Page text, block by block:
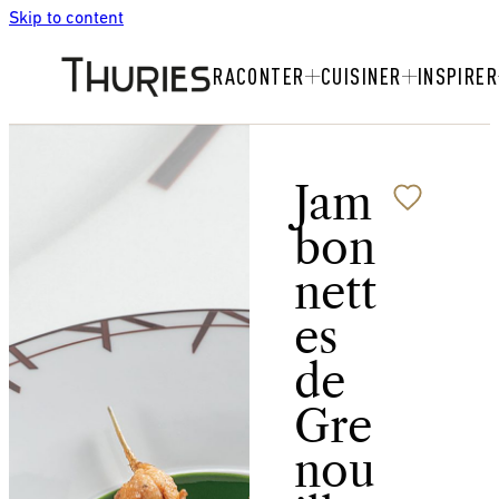
Skip to content
RACONTER CUISINER INSPIRER
Jam
bon
nett
es
de
Gre
nou